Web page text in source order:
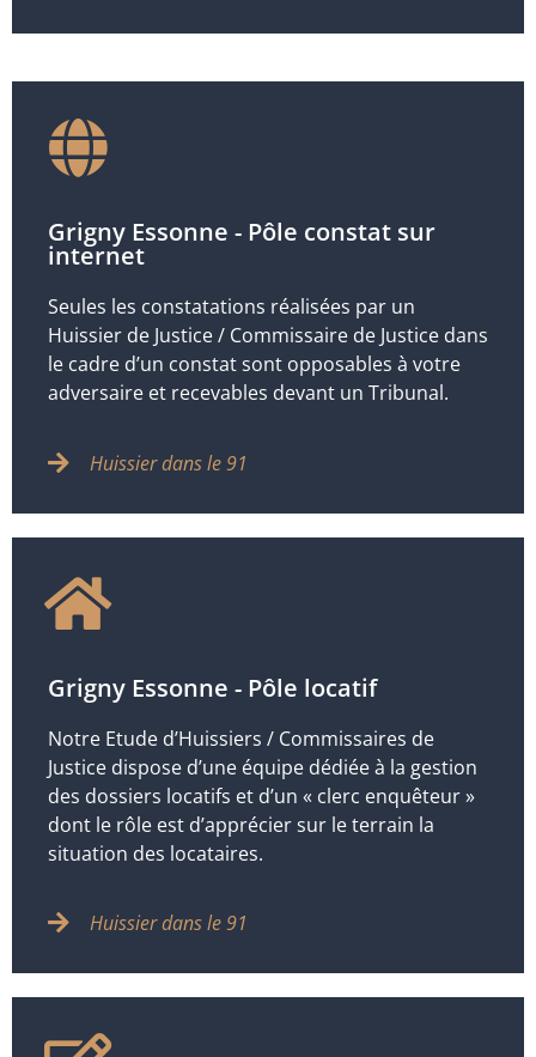
Grigny Essonne - Pôle constat sur
internet
Seules les constatations réalisées par un
Huissier de Justice / Commissaire de Justice dans
le cadre d’un constat sont opposables à votre
adversaire et recevables devant un Tribunal.
Huissier dans le 91
Grigny Essonne - Pôle locatif
Notre Etude d’Huissiers / Commissaires de
Justice dispose d’une équipe dédiée à la gestion
des dossiers locatifs et d’un « clerc enquêteur »
dont le rôle est d’apprécier sur le terrain la
situation des locataires.
Huissier dans le 91